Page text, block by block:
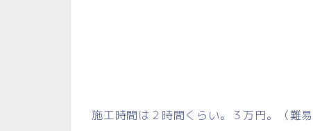
施工時間は２時間くらい。３万円。（難